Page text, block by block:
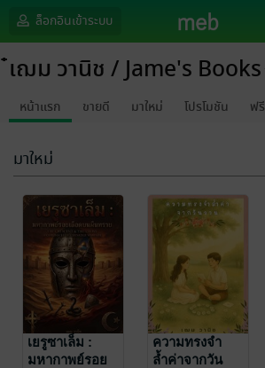
ล็อกอินเข้าระบบ
๋๋๋เฌม วานิช / Jame's Books
หน้าแรก ขายดี มาใหม่ โปรโมชัน ฟ
มาใหม่
เยรูซาเล็ม :
มหากาพย์รอย
ความทรงจำ
ล้ำค่าจากวัน